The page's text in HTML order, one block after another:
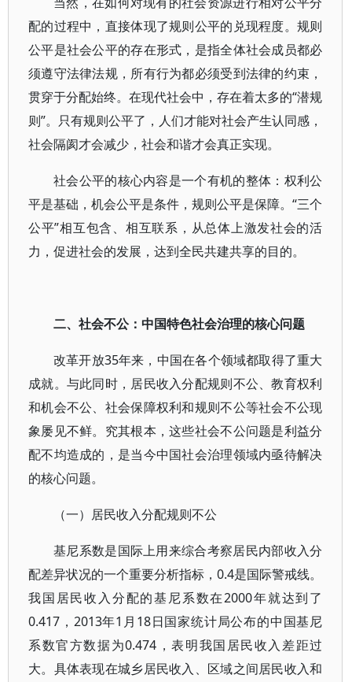
配的过程中，直接体现了规则公平的兑现程度。规则
公平是社会公平的存在形式，是指全体社会成员都必
须遵守法律法规，所有行为都必须受到法律的约束，
贯穿于分配始终。在现代社会中，存在着太多的“潜规
则”。只有规则公平了，人们才能对社会产生认同感，
社会隔阂才会减少，社会和谐才会真正实现。
社会公平的核心内容是一个有机的整体：权利公
平是基础，机会公平是条件，规则公平是保障。“三个
公平”相互包含、相互联系，从总体上激发社会的活
力，促进社会的发展，达到全民共建共享的目的。
二、社会不公：中国特色社会治理的核心问题
改革开放35年来，中国在各个领域都取得了重大
成就。与此同时，居民收入分配规则不公、教育权利
和机会不公、社会保障权利和规则不公等社会不公现
象屡见不鲜。究其根本，这些社会不公问题是利益分
配不均造成的，是当今中国社会治理领域内亟待解决
的核心问题。
（一）居民收入分配规则不公
基尼系数是国际上用来综合考察居民内部收入分
配差异状况的一个重要分析指标，0.4是国际警戒线。
我国居民收入分配的基尼系数在2000年就达到了
0.417，2013年1月18日国家统计局公布的中国基尼
系数官方数据为0.474，表明我国居民收入差距过
大。具体表现在城乡居民收入、区域之间居民收入和